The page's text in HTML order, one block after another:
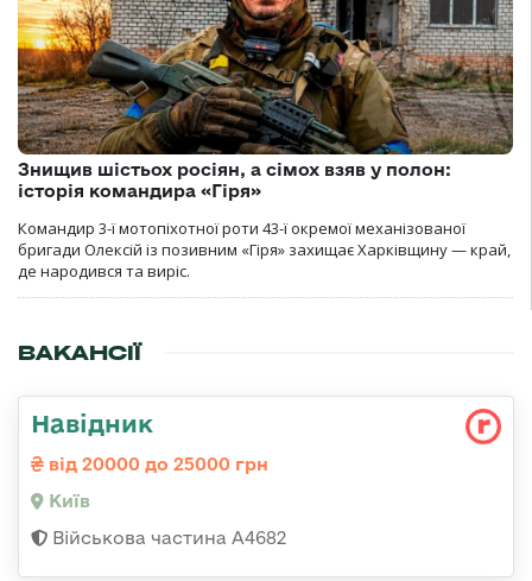
Знищив шістьох росіян, а сімох взяв у полон:
історія командира «Гіря»
Командир 3-ї мотопіхотної роти 43-ї окремої механізованої
бригади Олексій із позивним «Гіря» захищає Харківщину — край,
де народився та виріс.
ВАКАНСІЇ
Навідник
від 20000 до 25000 грн
Київ
Військова частина А4682